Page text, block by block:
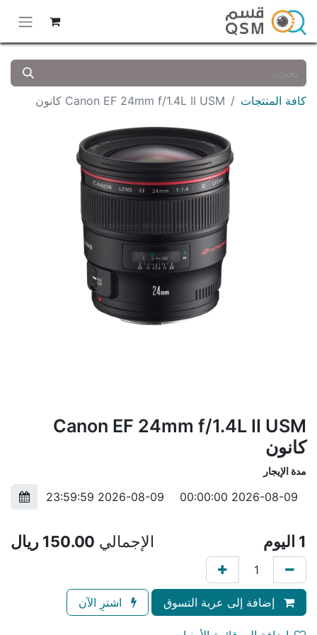
كافة المنتجات Canon EF 24mm f/1.4L II USM كانون
Canon EF 24mm f/1.4L II USM
كانون
مدة الإيجار
1 اليوم الإجمالي 150.00 ريال
إضافة إلى عربة التسوق اشترِ الآن